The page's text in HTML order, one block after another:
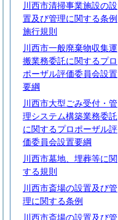
川西市清掃事業施設の設
置及び管理に関する条例
施行規則
川西市一般廃棄物収集運
搬業務委託に関するプロ
ポーザル評価委員会設置
要綱
川西市大型ごみ受付・管
理システム構築業務委託
に関するプロポーザル評
価委員会設置要綱
川西市墓地、埋葬等に関
する規則
川西市斎場の設置及び管
理に関する条例
川西市斎場の設置及び管